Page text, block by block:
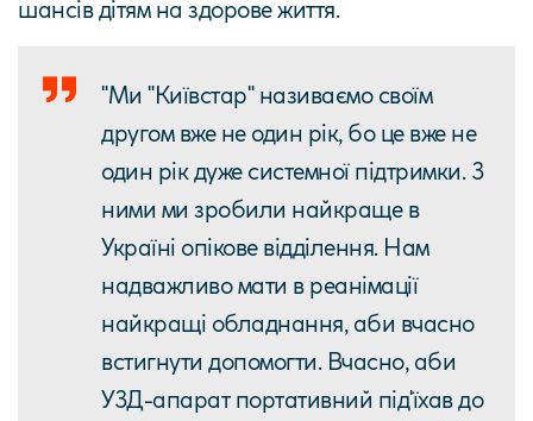
шансів дітям на здорове життя.
"Ми "Київстар" називаємо своїм
другом вже не один рік, бо це вже не
один рік дуже системної підтримки. З
ними ми зробили найкраще в
Україні опікове відділення. Нам
надважливо мати в реанімації
найкращі обладнання, аби вчасно
встигнути допомогти. Вчасно, аби
УЗД-апарат портативний під'їхав до